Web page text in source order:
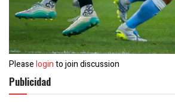
Pleaseloginto join discussion
Publicidad